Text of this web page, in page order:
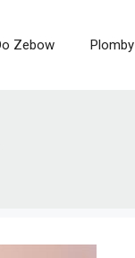
Zebow Plomby